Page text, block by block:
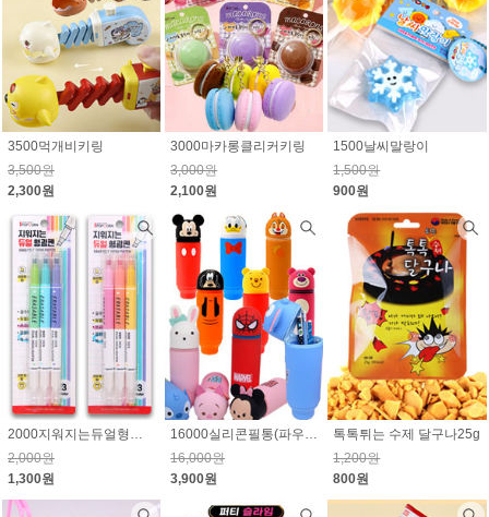
3500먹개비키링
3,500원
2,300원
3000마카롱클리커키링
3,000원
2,100원
1500날씨말랑이
1,500원
900원
2000지워지는듀얼형광펜
2,000원
1,300원
16000실리콘필통(파우치)_캐릭터 랜덤(마블,스티치,디즈니)75.6% 할인
16,000원
3,900원
톡톡튀는 수제 달구나25g
1,200원
800원